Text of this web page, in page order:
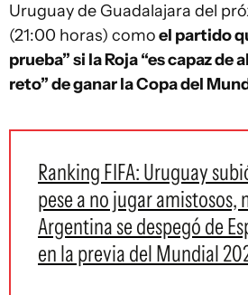
Uruguay de Guadalajara del
(21:00 horas) comoel partido
prueba” si la Roja “es capaz de
reto” de ganar la Copa del
Ranking FIFA: Uruguay
pese a no jugar amistosos,
Argentina se despegó de
en la previa del Mundial